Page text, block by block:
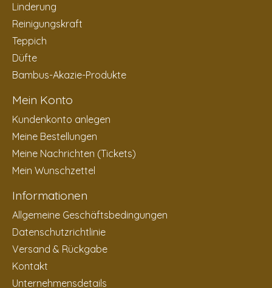
Linderung
Reinigungskraft
Teppich
Düfte
Bambus-Akazie-Produkte
Mein Konto
Kundenkonto anlegen
Meine Bestellungen
Meine Nachrichten (Tickets)
Mein Wunschzettel
Informationen
Allgemeine Geschäftsbedingungen
Datenschutzrichtlinie
Versand & Rückgabe
Kontakt
Unternehmensdetails